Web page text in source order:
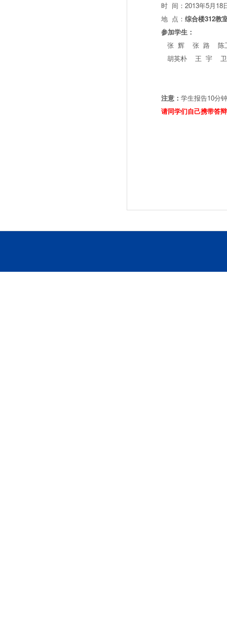
时 间：2013年5月18
地 点：综合楼312教
参加学生：
张 辉 张 路 陈
胡英朴 王 宇
注意：学生报告10分
请同学们自己携带答